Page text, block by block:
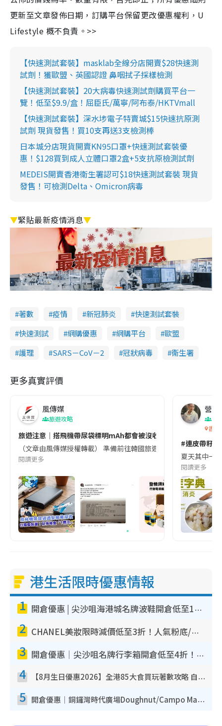
更新至文章發佈日期，訂購平台保留更改優惠權利，U
Lifestyle 概不負責。>>
【快速測試套裝】masklab全線分店開賣$28快速測
試劑！獲歐盟、英國認證 鼻咽拭子採樣檢測
【快速測試套裝】20大病毒快速測試劑購買平台一
覽！低至$9.9/盒！屈臣氏/萬寧/阿布泰/HKTVmall
【快速測試套裝】深水埗電子特賣城$15快速抗原測
試劑 現貨發售！買10支再送3支檢測棒
日本城分店現貨開賣KN95口罩+快速測試套裝優
惠！$128買到成人立體口罩2盒+5支抗原檢測試劑
MEDEIS開賣香港衛生署認可$18快速測試套裝 現貨
發售！可檢測Delta、Omicron病毒
▼緊貼最新疫情消息▼
著數 疫情 新冠肺炎
快速測試套裝
快速測試
網購優惠 網購平台
歐盟
護理
SARS－CoV－2 冠狀病毒 衞生署
更多真實評價
風傳媒
旅遊攻略
旅遊注意｜搭飛機帶尿袋標明mAh都會被沒收😱出發前切記檢查
（文章由風傳媒授權轉載） 準備前往韓國旅遊的民眾，近期要
閱讀更多
營養
香港
#連皮帶籽
夏天其中一
閱讀更多
港生活限時優惠情報
1 開倉優惠 | 尖沙咀海港城名牌波鞋開倉低至1折！On鞋$899起／Joy&Peace鞋履$98起
2 CHANEL美妝限時減價低至3折！人氣粉底/唇膏/精華液低至$275！COCO香水都有平
3 開倉優惠｜尖沙咀名牌行李箱開倉低至4折！一連5日 American Tourister/ace./Hallmark $200起！
4 【8月生日優惠2026】全港85大食買玩著數攻略 自助餐/火鍋放題同行免費＋誠品/DONKI送現金券
5 開倉優惠｜銅鑼灣時代廣場Doughnut/Campo Marzio開倉低至1折！背囊、書包、手袋劈價$200起